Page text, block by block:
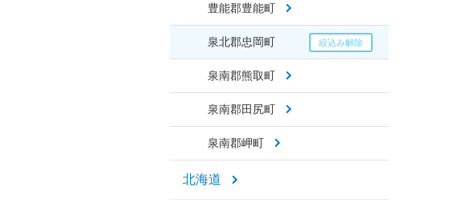
豊能郡豊能町
泉北郡忠岡町
泉南郡熊取町
泉南郡田尻町
泉南郡岬町
北海道